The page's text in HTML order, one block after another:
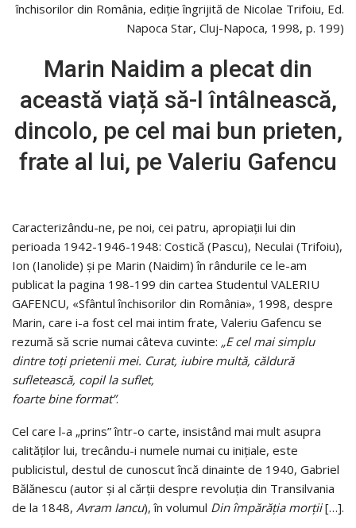
închisorilor din România, ediție îngrijită de Nicolae Trifoiu, Ed.
Napoca Star, Cluj-Napoca, 1998, p. 199)
Marin Naidim a plecat din
această viață să-l întâlnească,
dincolo, pe cel mai bun prieten,
frate al lui, pe Valeriu Gafencu
Caracterizându-ne, pe noi, cei patru, apropiații lui din
perioada 1942-1946-1948: Costică (Pascu), Neculai (Trifoiu),
Ion (Ianolide) și pe Marin (Naidim) în rândurile ce le-am
publicat la pagina 198-199 din cartea Studentul VALERIU
GAFENCU, «Sfântul închisorilor din România», 1998, despre
Marin, care i-a fost cel mai intim frate, Valeriu Gafencu se
rezumă să scrie numai câteva cuvinte: „E cel mai simplu
dintre toți prietenii mei. Curat, iubire multă, căldură
sufletească, copil la suflet,
foarte bine format”.
Cel care l-a „prins” într-o carte, insistând mai mult asupra
calităților lui, trecându-i numele numai cu inițiale, este
publicistul, destul de cunoscut încă dinainte de 1940, Gabriel
Bălănescu (autor și al cărții despre revoluția din Transilvania
de la 1848, Avram Iancu), în volumul Din împărăția morții[…].